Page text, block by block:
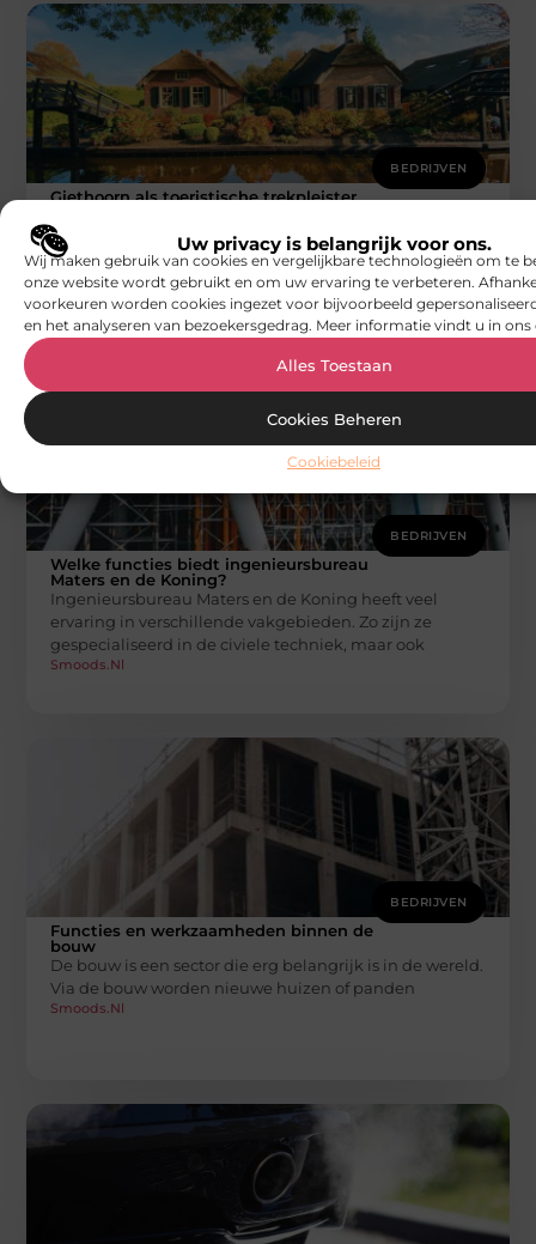
Uw privacy is belangrijk voor ons.
Wij maken gebruik van cookies en vergelijkbare technologieën om te
onze website wordt gebruikt en om uw ervaring te verbeteren.
voorkeuren worden cookies ingezet voor bijvoorbeeld
en het analyseren van bezoekersgedrag. Meer informatie vindt u in ons
Alles Toestaan
Cookies Beheren
Cookiebeleid
BEDRIJVEN
Giethoorn als toeristische trekpleister
dorp Giethoorn is in de wereld. Wie op een zomerse
dag
Smoods.nl
BEDRIJVEN
Welke functies biedt ingenieursbureau
Maters en de Koning?
Ingenieursbureau Maters en de Koning heeft veel
ervaring in verschillende vakgebieden. Zo zijn ze
gespecialiseerd in de civiele techniek, maar ook
Smoods.nl
BEDRIJVEN
Functies en werkzaamheden binnen de
bouw
De bouw is een sector die erg belangrijk is in de wereld.
Via de bouw worden nieuwe huizen of panden
Smoods.nl